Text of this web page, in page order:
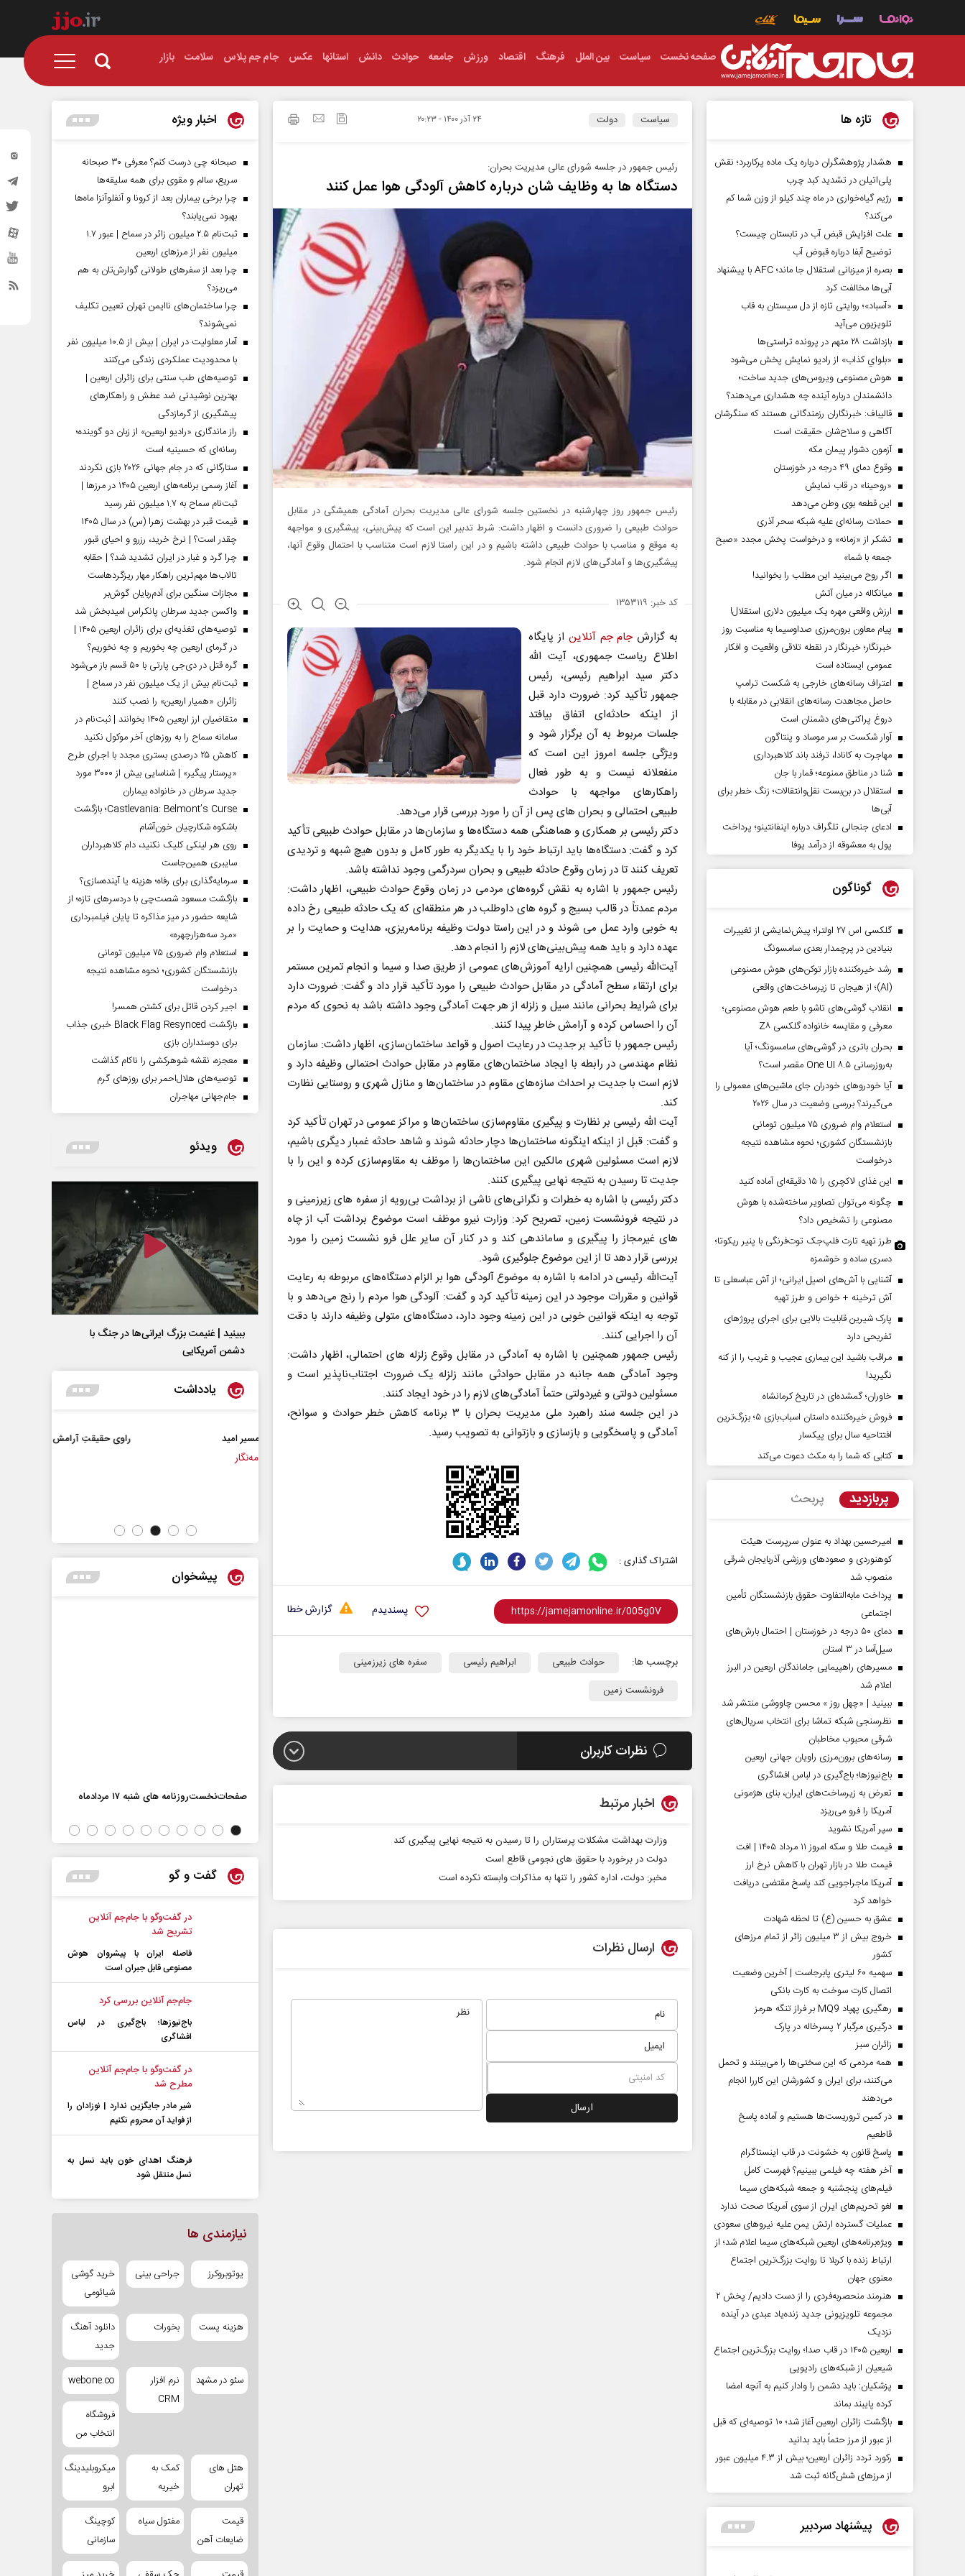
صفحه نخست سیاست بین الملل فرهنگ اقتصاد ورزش جامعه حوادث دانش استانها عکس جام جم پلاس سلامت بازار
سیاست دولت ۲۴ آذر ۱۴۰۰ - ۲۰:۲۳
رئیس جمهور در جلسه شورای عالی مدیریت بحران:
دستگاه ها به وظایف شان درباره کاهش آلودگی هوا عمل کنند
رئیس جمهور روز چهارشنبه در نخستین جلسه شورای عالی مدیریت بحران آمادگی همیشگی در مقابل
حوادث طبیعی را ضروری دانست و اظهار داشت: شرط تدبیر این است که پیش‌بینی، پیشگیری و مواجهه
به موقع و مناسب با حوادث طبیعی داشته باشیم و در این راستا لازم است متناسب با احتمال وقوع آنها،
پیشگیری‌ها و آمادگی‌های لازم انجام شود.
کد خبر: ۱۳۵۳۱۱۹
به گزارشجام جم آنلاین از پایگاه
اطلاع ریاست جمهوری، آیت‌ الله
دکتر سید ابراهیم رئیسی، رئیس
جمهور تأکید کرد: ضرورت دارد قبل
از اینکه حادثه‌ای اتفاق بیافتد
جلسات مربوط به آن برگزار شود و
ویژگی جلسه امروز این است که
منفعلانه نیست و به طور فعال
راهکارهای مواجهه با حوادث
طبیعی احتمالی و بحران های پس از آن را مورد بررسی قرار می‌دهد.
دکتر رئیسی بر همکاری و هماهنگی همه دستگاه‌ها و سازمان‌ها در مقابل حوادث طبیعی تأکید
کرد و گفت: دستگاه‌ها باید ارتباط خود را با یکدیگر به طور کامل و بدون هیچ شبهه و تردیدی
تعریف کنند تا در زمان وقوع حادثه طبیعی و بحران سردرگمی وجود نداشته باشد.
رئیس جمهور با اشاره به نقش گروه‌های مردمی در زمان وقوع حوادث طبیعی، اظهار داشت:
مردم عمدتاً در قالب بسیج و گروه های داوطلب در هر منطقه‌ای که یک حادثه طبیعی رخ داده
به خوبی وارد عمل می شوند و در این راستا دولت وظیفه برنامه‌ریزی، هدایت و حمایت را بر
عهده دارد و باید همه پیش‌بینی‌های لازم را انجام دهد.
آیت‌الله رئیسی همچنین ارایه آموزش‌های عمومی از طریق صدا و سیما و انجام تمرین‌ مستمر
برای ارتقاء سطح آمادگی در مقابل حوادث طبیعی را مورد تأکید قرار داد و گفت: ضرورت دارد
برای شرایط بحرانی مانند سیل و زلزله از هر جهت آمادگی وجود داشته باشد به نحوی که مردم
آن را احساس کرده و آرامش خاطر پیدا کنند.
رئیس جمهور با تأکید بر جدیت در رعایت اصول و قواعد ساختمان‌سازی، اظهار داشت: سازمان
نظام مهندسی در رابطه با ایجاد ساختمان‌های مقاوم در مقابل حوادث احتمالی وظیفه دارد و
لازم است با جدیت بر احداث سازه‌های مقاوم در ساختمان‌ها و منازل شهری و روستایی نظارت
کند.
آیت الله رئیسی بر نظارت و پیگیری مقاوم‌سازی ساختمان‌ها و مراکز عمومی در تهران تأکید کرد
و گفت: قبل از اینکه اینگونه ساختمان‌ها دچار حادثه شوند و شاهد حادثه غمبار دیگری باشیم،
لازم است مسئولین شهری مالکین این ساختمان‌ها را موظف به مقاوم‌سازی کرده و این را با
جدیت تا رسیدن به نتیجه نهایی پیگیری کنند.
دکتر رئیسی با اشاره به خطرات و نگرانی‌های ناشی از برداشت بی‌رویه از سفره‌ های زیرزمینی و
در نتیجه فرونشست زمین، تصریح کرد: وزارت نیرو موظف است موضوع برداشت آب از چاه‌
های غیرمجاز را پیگیری و ساماندهی کند و در کنار آن سایر علل فرو نشست زمین را مورد
بررسی قرار دهد تا از این موضوع جلوگیری شود.
آیت‌الله رئیسی در ادامه با اشاره به موضوع آلودگی هوا بر الزام دستگاه‌های مربوطه به رعایت
قوانین و مقررات موجود در این زمینه تأکید کرد و گفت: آلودگی هوا مردم را رنج می‌دهد و با
توجه به اینکه قوانین خوبی در این زمینه وجود دارد، دستگاه‌های متولی وظیفه دارند با دقت
آن را اجرایی کنند.
رئیس جمهور همچنین با اشاره به آمادگی در مقابل وقوع زلزله های احتمالی، اظهار داشت:
وجود آمادگی همه جانبه در مقابل حوادثی مانند زلزله یک ضرورت اجتناب‌ناپذیر است و
مسئولین دولتی و غیردولتی حتماً آمادگی‌های لازم را در خود ایجاد کنند.
در این جلسه سند راهبرد ملی مدیریت بحران با ۳ برنامه کاهش خطر حوادث و سوانح،
آمادگی و پاسخگویی و بازسازی و بازتوانی به تصویب رسید.
اشتراک گذاری :
گزارش خطا پسندیدم
برچسب ها: حوادث طبیعی ابراهیم رئیسی
سفره‌ های زیرزمینی
فرونشست زمین
نظرات کاربران
اخبار مرتبط
وزارت بهداشت مشکلات پرستاران را تا رسیدن به نتیجه نهایی پیگیری کند
دولت در برخورد با حقوق‌ های نجومی قاطع است
مخبر: دولت، اداره کشور را تنها به مذاکرات وابسته نکرده است
ارسال نظرات
تازه ها
هشدار پژوهشگران درباره یک ماده پرکاربرد؛ نقش
پلی‌اتیلن در تشدید کبد چرب
رژیم گیاه‌خواری در ماه چند کیلو از وزن شما کم
می‌کند؟
علت افزایش قبض آب در تابستان چیست؟
توضیح آبفا درباره قبوض آب
بصره از میزبانی استقلال جا ماند؛ AFC با پیشنهاد
آبی‌ها مخالفت کرد
«آسباد»؛ روایتی تازه از دل سیستان به قاب
تلویزیون می‌آید
بازداشت ۲۸ متهم در پرونده تراستی‌ها
«بلواي کذاب» از رادیو نمایش پخش می‌شود
هوش مصنوعی ویروس‌های جدید ساخت؛
دانشمندان درباره آینده چه هشداری می‌دهند؟
قالیباف: خبرنگاران رزمندگانی هستند که سنگرشان
آگاهی و سلاح‌شان حقیقت است
آزمون دشوار پیمان مکه
وقوع دمای ۴۹ درجه در خوزستان
«روحینا» در قاب نمایش
این قطعه بوی وطن می‌دهد
حملات رسانه‌ای علیه شبکه سحر آذری
تشکر از «زمانه» و درخواست پخش مجدد «صبح
جمعه با شما»
اگر روح می‌بینید این مطلب را بخوانید!
میانکاله در میان آتش
ارزش واقعی مهره یک میلیون دلاری استقلال!
پیام معاون برون‌مرزی صداوسیما به مناسبت روز
خبرنگار؛ خبرنگار در نقطه تلاقی واقعیت و افکار
عمومی ایستاده است
اعتراف رسانه‌های خارجی به شکست ترامپ
حاصل مجاهدت رسانه‌های انقلابی در مقابله با
دروغ پراکنی‌های دشمنان است
آوار شکست بر سر موساد و پنتاگون
مهاجرت به کانادا، ترفند باند کلاهبرداری
شنا در مناطق ممنوعه؛ قمار با جان
استقلال در بن‌بست نقل‌وانتقالات؛ زنگ خطر برای
آبی‌ها
ادعای جنجالی تلگراف درباره اینفانتینو؛ پرداخت
پول به معشوقه از درآمد یوفا
گوناگون
گلکسی اس ۲۷ اولترا؛ پیش‌نمایشی از تغییرات
بنیادین در پرچمدار بعدی سامسونگ
رشد خیره‌کننده بازار توکن‌های هوش مصنوعی
(AI)؛ از هیجان تا زیرساخت‌های واقعی
انقلاب گوشی‌های تاشو‌ با طعم هوش مصنوعی؛
معرفی و مقایسه خانواده گلکسی Z۸
بحران باتری در گوشی‌های سامسونگ؛ آیا
به‌روزرسانی One UI ۸.۵ مقصر است؟
آیا خودروهای خودران جای ماشین‌های معمولی را
می‌گیرند؟ بررسی وضعیت در سال ۲۰۲۶
استعلام وام ضروری ۷۵ میلیون تومانی
بازنشستگان کشوری؛ نحوه مشاهده نتیجه
درخواست
این غذای لاکچری را ۱۵ دقیقه‌ای آماده کنید
چگونه می‌توان تصاویر ساخته‌شده با هوش
مصنوعی را تشخیص داد؟
طرز تهیه تارت فلپ‌جک توت‌فرنگی با پنیر ریکوتا؛
دسری ساده و خوشمزه
آشنایی با آش‌های اصیل ایرانی؛ از آش عباسعلی تا
آش ترخینه + خواص و طرز تهیه
پارک شیرین قابلیت‌ بالایی برای اجرای پروژهای
تفریحی دارد
مراقب باشید این بیماری عجیب و غریب را از کنه
نگیرید!
خاوران؛ گمشده‌ای در تاریخ کرمانشاه
فروش خیره‌کننده داستان اسباب‌بازی ۵؛ بزرگ‌ترین
افتتاحیه سال برای پیکسار
کتابی که شما را به مکث دعوت می‌کند
پربازدید پربحث
امیرحسین بهداد به عنوان سرپرست هیئت
کوهنوردی و صعودهای ورزشی آذربایجان شرقی
منصوب شد
پرداخت مابه‌التفاوت حقوق بازنشستگان تأمین
اجتماعی
دمای ۵۰ درجه در خوزستان | احتمال بارش‌های
سیل‌آسا در ۳ استان
مسیر‌های راهپیمایی جاماندگان اربعین در البرز
اعلام شد
ببینید | «چهل روز » محسن چاووشی منتشر شد
نظرسنجی شبکه تماشا برای انتخاب سریال‌های
شرقی محبوب مخاطبان
رسانه‌های برون‌مرزی راویان جهانی اربعین
باج‌نیوزها؛ باج‌گیری در لباس افشاگری
تعرض به زیرساخت‌های ایران، بنای هژمونی
آمریکا را فرو می‌ریزد
سپر آمریکا نشوید
قیمت طلا و سکه امروز ۱۱ مرداد ۱۴۰۵ | افت
قیمت طلا در بازار تهران با کاهش نرخ ارز
آمریکا ماجراجویی کند پاسخ مقتضی دریافت
خواهد کرد
عشق به حسین (ع) تا لحظه شهادت
خروج بیش از ۳ میلیون زائر از تمام مرز‌های
کشور
سهمیه ۶۰ لیتری پابرجاست | آخرین وضعیت
اتصال کارت سوخت به کارت بانکی
رهگیری پهپاد MQ9 بر فراز تنگه هرمز
درگیری مرگبار ۲ پسرخاله در پارک
‌زائران سبز
همه مردمی که این سختی‌ها را می‌بینند و تحمل
می‌کنند، برای ایران و کشورشان این کاررا انجام
می‌دهند
در کمین تروریست‌ها هستیم و آماده پاسخ
قاطعیم
پاسخ قانون به خشونت در قاب اینستاگرام
آخر هفته چه فیلمی ببینیم؟ فهرست کامل
فیلم‌های پنجشنبه و جمعه شبکه‌های سیما
لغو تحریم‌های ایران از سوی آمریکا صحت ندارد
عملیات گسترده ارتش یمن علیه نیروهای سعودی
ویژه‌برنامه‌های اربعین شبکه‌های سیما اعلام شد؛ از
ارتباط زنده با کربلا تا روایت بزرگ‌ترین اجتماع
معنوی جهان
هنرمند منحصر‌به‌فردی را از دست دادیم/ پخش ۲
مجموعه تلویزیونی جدید زنده‌یاد عبدی در آینده
نزدیک
اربعین ۱۴۰۵ در قاب صدا؛ روایت بزرگ‌ترین اجتماع
شیعیان از شبکه‌های رادیویی
پزشکیان: باید دشمن را وادار کنیم به آنچه امضا
کرده پایبند بماند
بازگشت زائران اربعین آغاز شد؛ ۱۰ توصیه‌ای که قبل
از عبور از مرز حتماً باید بدانید
رکورد تردد زائران اربعین؛ بیش از ۴.۳ میلیون عبور
از مرزهای شش‌گانه ثبت شد
پیشنهاد سردبیر
اخبار ویژه
صبحانه چی درست کنم؟ معرفی ۳۰ صبحانه
سریع، سالم و مقوی برای همه سلیقه‌ها
چرا برخی بیماران بعد از کرونا و آنفلوآنزا ماه‌ها
بهبود نمی‌یابند؟
ثبت‌نام ۲.۵ میلیون زائر در سماح | عبور ۱.۷
میلیون نفر از مرز‌های اربعین
چرا بعد از سفرهای طولانی گوارش‌تان به هم
می‌ریزد؟
چرا ساختمان‌های ناایمن تهران تعیین تکلیف
نمی‌شوند؟
آمار معلولیت در ایران | بیش از ۱۰.۵ میلیون نفر
با محدودیت عملکردی زندگی می‌کنند
توصیه‌های طب سنتی برای زائران اربعین |
بهترین نوشیدنی ضد عطش و راهکارهای
پیشگیری از گرمازدگی
راز ماندگاری «رادیو اربعین» از زبان دو گوینده؛
رسانه‌ای که حسینیه است
ستارگانی که در جام جهانی ۲۰۲۶ بازی نکردند
آغاز رسمی برنامه‌های اربعین ۱۴۰۵ در مرز‌ها |
ثبت‌نام سماح به ۱.۷ میلیون نفر رسید
قیمت قبر در بهشت زهرا (س) در سال ۱۴۰۵
چقدر است؟ | نرخ خرید، رزرو و احیای قبور
چرا گرد و غبار در ایران تشدید شد؟ | حقابه
تالاب‌ها مهم‌ترین راهکار مهار ریزگردهاست
مجازات سنگین برای آدم‌ربایان گوش‌بر
واکسن جدید سرطان پانکراس امیدبخش شد
توصیه‌های تغذیه‌ای برای زائران اربعین ۱۴۰۵ |
در گرمای اربعین چه بخوریم و چه نخوریم؟
گره قتل در دی‌جی پارتی با ۵۰ قسم باز می‌شود
ثبت‌نام بیش از یک میلیون نفر در سماح |
زائران «همیار اربعین» را نصب کنند
متقاضیان ارز اربعین ۱۴۰۵ بخوانند | ثبت‌نام در
سامانه سماح را به روز‌های آخر موکول نکنید
کاهش ۲۵ درصدی بستری مجدد با اجرای طرح
«پرستار پیگیر» | شناسایی بیش از ۳۰۰۰ مورد
جدید سرطان در خانواده بیماران
Castlevania: Belmont’s Curse؛ بازگشت
باشکوه شکارچیان خون‌آشام
روی هر لینکی کلیک نکنید، دام کلاهبرداران
سایبری همین‌جاست
سرمایه‌گذاری برای رفاه؛ هزینه یا آینده‌سازی؟
بازگشت مسعود شصت‌چی با دردسر‌های تازه؛ از
شایعه حضور در میز مذاکره تا پایان فیلمبرداری
«مرد سه‌هزارچهره»
استعلام وام ضروری ۷۵ میلیون تومانی
بازنشستگان کشوری؛ نحوه مشاهده نتیجه
درخواست
اجیر کردن قاتل برای کشتن همسر!
بازگشت Black Flag Resynced خبری جذاب
برای دوستداران بازی
معجزه، نقشه شوهرکشی را ناکام گذاشت
توصیه‌های هلال‌احمر برای روز‌های گرم
جام‌جهانی مهاجران
ویدئو
ببینید | غنیمت بزرگ ایرانی‌ها در جنگ با
دشمن آمریکایی
یادداشت
کل روابط عمومی
ادامه جنگ برای آمریکا یعنی
شکست مفتضحانه
دکتر محمد باقر خرمشاد - استاد دانشگاه
خبرنگار، محور پویایی و اعتبار
دکتر مراد عنادی - کارشناس ارشد رسانه
راوی حقیقتِ آرامش‌ بخش
پیشخوان
صفحات نخست‌روزنامه‌ها‌ی‌چهارشنبه‌۷‌مردادماه صفحات نخست روزنامه ها‌ی‌سه‌شنبه ۶ مردادماه
در گفت‌و‌گو با جام‌جم آنلاین
تشریح شد
فاصله ایران با پیشرو‌ان هوش
مصنوعی قابل جبران است
جام‌جم آنلاین بررسی کرد
باج‌نیوزها؛ باج‌گیری در لباس
افشاگری
در گفت‌و‌گو با جام‌جم آنلاین
مطرح شد
شیر مادر جایگزین ندارد | نوزادان را
از فواید آن محروم نکنیم
فرهنگ اهدای خون باید نسل به
نیازمندی ها
یوتوبروکرز جراحی بینی
خرید گوشی
شیائومی
هزینه پست بخورات
دانلود آهنگ
جدید
سئو در مشهد
نرم افزار
CRM
webone.co
فروشگاه
انتخاب من
هتل های
تهران
کمک به
خیریه
میکروبلیدینگ
ابرو
قیمت
ضایعات آهن
مفتول سیاه
کوچینگ
سازمانی